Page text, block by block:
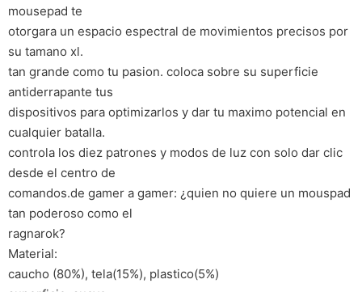
mousepad te
otorgara un espacio espectral de movimientos precisos por
su tamano xl.
tan grande como tu pasion. coloca sobre su superficie
antiderrapante tus
dispositivos para optimizarlos y dar tu maximo potencial en
cualquier batalla.
controla los diez patrones y modos de luz con solo dar clic
desde el centro de
comandos.de gamer a gamer: ¿quien no quiere un mouspad
tan poderoso como el
ragnarok?
Material:
caucho (80%), tela(15%), plastico(5%)